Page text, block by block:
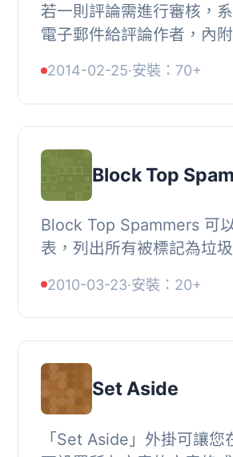
若一則評論需進行審核，
電子郵件給評論作者，內
者按一下該連結，評論將會
准。這有助於...
2014-02-25·安裝：70+
Block Top
Block Top Spammers 可
表，列出所有被標記為垃
息為依據。此外，它會生成
單，可以在 ....
2010-03-23·安裝：20+
Set Aside
「Set Aside」外掛可讓您